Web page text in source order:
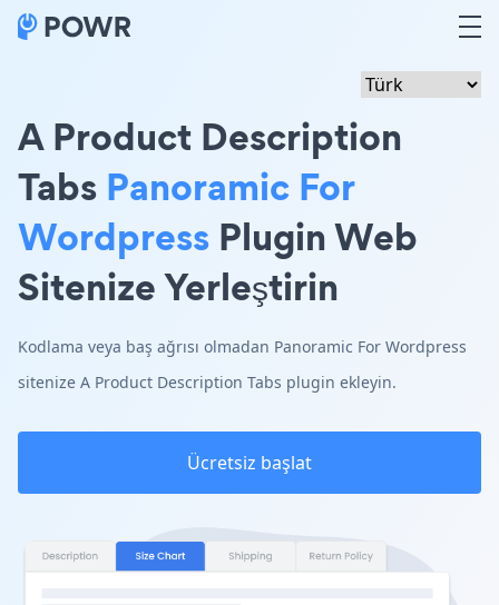
A Product Description
Tabs Panoramic For
Wordpress Plugin Web
Sitenize Yerleştirin
Kodlama veya baş ağrısı olmadan Panoramic For Wordpress
sitenize A Product Description Tabs plugin ekleyin.
Ücretsiz başlat